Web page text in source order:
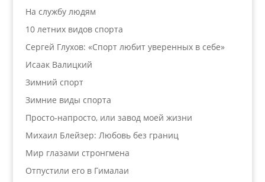
На службу людям
10 летних видов спорта
Сергей Глухов: «Спорт любит уверенных в себе»
Исаак Валицкий
Зимний спорт
Зимние виды спорта
Просто-напросто, или завод моей жизни
Михаил Блейзер: Любовь без границ
Мир глазами стронгмена
Отпустили его в Гималаи